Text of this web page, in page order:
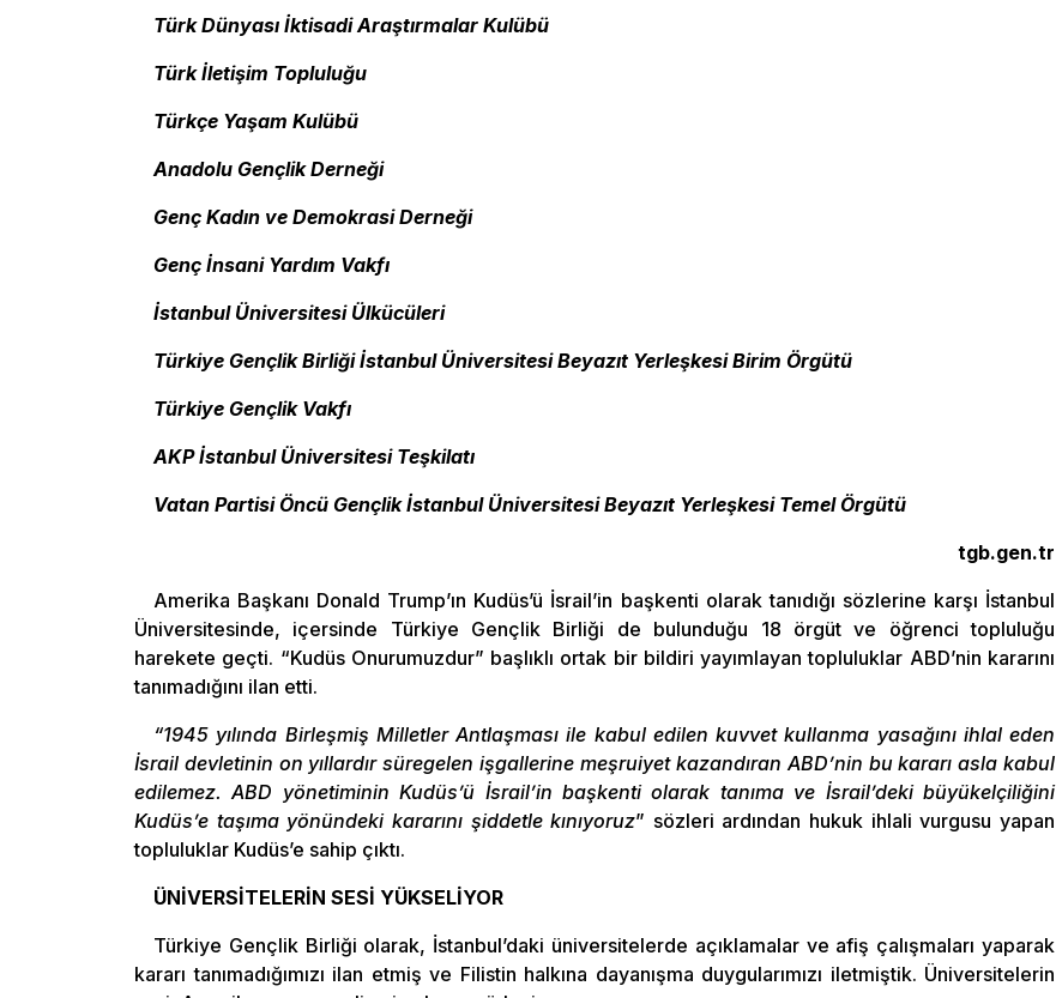
Türk Dünyası İktisadi Araştırmalar Kulübü
Türk İletişim Topluluğu
Türkçe Yaşam Kulübü
Anadolu Gençlik Derneği
Genç Kadın ve Demokrasi Derneği
Genç İnsani Yardım Vakfı
İstanbul Üniversitesi Ülkücüleri
Türkiye Gençlik Birliği İstanbul Üniversitesi Beyazıt Yerleşkesi Birim Örgütü
Türkiye Gençlik Vakfı
AKP İstanbul Üniversitesi Teşkilatı
Vatan Partisi Öncü Gençlik İstanbul Üniversitesi Beyazıt Yerleşkesi Temel Örgütü
tgb.gen.tr
Amerika Başkanı Donald Trump’ın Kudüs’ü İsrail’in başkenti olarak tanıdığı sözlerine karşı İstanbul
Üniversitesinde, içersinde Türkiye Gençlik Birliği de bulunduğu 18 örgüt ve öğrenci topluluğu
harekete geçti. “Kudüs Onurumuzdur” başlıklı ortak bir bildiri yayımlayan topluluklar ABD’nin kararını
tanımadığını ilan etti.
“1945 yılında Birleşmiş Milletler Antlaşması ile kabul edilen kuvvet kullanma yasağını ihlal eden
İsrail devletinin on yıllardır süregelen işgallerine meşruiyet kazandıran ABD’nin bu kararı asla kabul
edilemez. ABD yönetiminin Kudüs’ü İsrail’in başkenti olarak tanıma ve İsrail’deki büyükelçiliğini
Kudüs’e taşıma yönündeki kararını şiddetle kınıyoruz” sözleri ardından hukuk ihlali vurgusu yapan
topluluklar Kudüs’e sahip çıktı.
ÜNİVERSİTELERİN SESİ YÜKSELİYOR
Türkiye Gençlik Birliği olarak, İstanbul’daki üniversitelerde açıklamalar ve afiş çalışmaları yaparak
kararı tanımadığımızı ilan etmiş ve Filistin halkına dayanışma duygularımızı iletmiştik. Üniversitelerin